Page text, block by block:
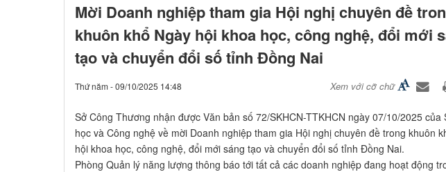
Mời Doanh nghiệp tham gia Hội nghị chuyên đề
khuôn khổ Ngày hội khoa học, công nghệ, đổi mới
tạo và chuyển đổi số tỉnh Đồng Nai
Thứ năm - 09/10/2025 14:48 Xem với cỡ chữ
Sở Công Thương nhận được Văn bản số 72/SKHCN-TTKHCN ngày 07/10/2025 của
học và Công nghệ về mời Doanh nghiệp tham gia Hội nghị chuyên đề trong khuôn
hội khoa học, công nghệ, đổi mới sáng tạo và chuyển đổi số tỉnh Đồng Nai.
Phòng Quản lý năng lượng thông báo tới tất cả các doanh nghiệp đang hoạt động